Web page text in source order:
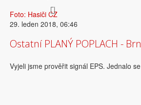
Foto: Hasiči CZ
29. leden 2018, 06:46
Ostatní PLANÝ POPLACH -
Vyjeli jsme prověřit signál EPS. Jednalo se